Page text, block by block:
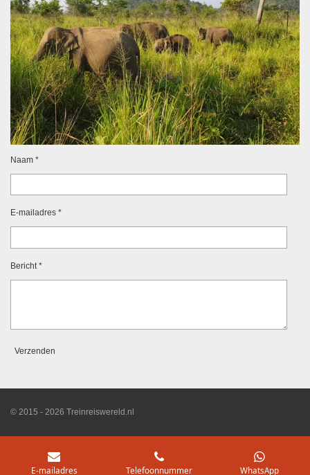
Naam *
E-mailadres *
Bericht *
Verzenden
© 2015 - 2026 Treinreiswereld.nl
E-mailadres Telefoonnummer WhatsApp